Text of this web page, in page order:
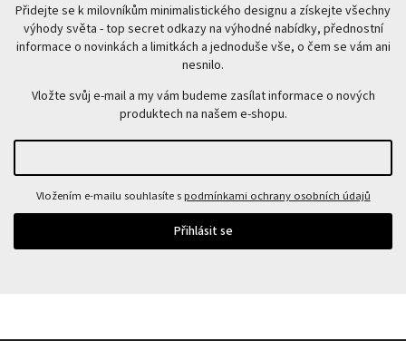
Přidejte se k milovníkům minimalistického designu a získejte všechny
výhody světa - top secret odkazy na výhodné nabídky, přednostní
informace o novinkách a limitkách a jednoduše vše, o čem se vám ani
nesnilo.
Vložte svůj e-mail a my vám budeme zasílat informace o nových
produktech na našem e-shopu.
Vložením e-mailu souhlasíte spodmínkami ochrany osobních údajů
Přihlásit se